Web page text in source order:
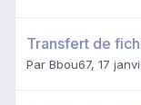
Transfert de
Par Bbou67, 17